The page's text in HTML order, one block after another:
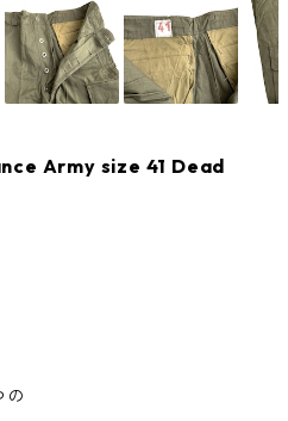
Army size 41 Dead
の